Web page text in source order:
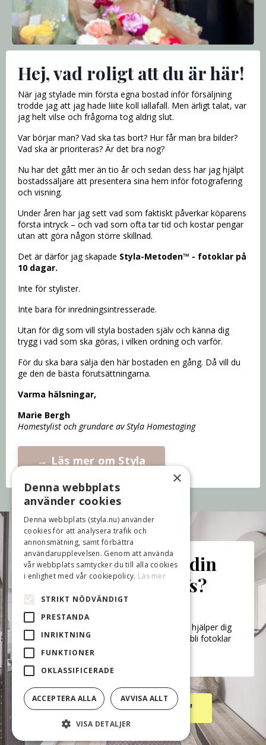
Hej, vad roligt att du är här!
När jag stylade min första egna bostad inför försäljning
trodde jag att jag hade liiite koll iallafall. Men ärligt talat, var
jag helt vilse och frågorna tog aldrig slut.
Var börjar man? Vad ska tas bort? Hur får man bra bilder?
Vad ska är prioriteras? Är det bra nog?
Nu har det gått mer än tio år och sedan dess har jag hjälpt
bostadssäljare att presentera sina hem inför fotografering
och visning.
Under åren har jag sett vad som faktiskt påverkar köparens
första intryck – och vad som ofta tar tid och kostar pengar
utan att göra någon större skillnad.
Det är därför jag skapade Styla-Metoden™ - fotoklar på
10 dagar.
Inte för stylister.
Inte bara för inredningsintresserade.
Utan för dig som vill styla bostaden själv och känna dig
trygg i vad som ska göras, i vilken ordning och varför.
För du ska bara sälja den här bostaden en gång. Då vill du
ge den de bästa förutsättningarna.
Varma hälsningar,
Marie Bergh
Homestylist och grundare av Styla Homestaging
→ Läs mer om Styla
Redo att presentera din
bostad som ett proffs?
Följ en beprövad steg-för-steg-metod som hjälper dig
att prioritera rätt, fatta tryggare beslut och bli fotoklar
inför fotografering och visning.
→ Se Styla-metoden™
×
Denna webbplats
använder cookies
Denna webbplats (styla.nu) använder
cookies för att analysera trafik och
annonsmätning, samt förbättra
användarupplevelsen. Genom att använda
vår webbplats samtycker du till alla cookies
i enlighet med vår cookiepolicy. Läs mer
STRIKT NÖDVÄNDIGT
PRESTANDA
INRIKTNING
FUNKTIONER
OKLASSIFICERADE
ACCEPTERA ALLA AVVISA ALLT
VISA DETALJER